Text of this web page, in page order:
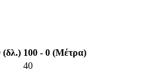
(δλ.) 100 - 0 (Μέτρα)
40